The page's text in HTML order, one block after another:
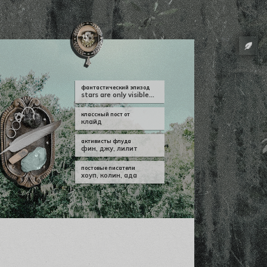
фантастический эпизод
stars are only visible...
классный пост от
клайд
активисты флуда
фин, джу, лилит
постовые писатели
хоуп, колин, ада